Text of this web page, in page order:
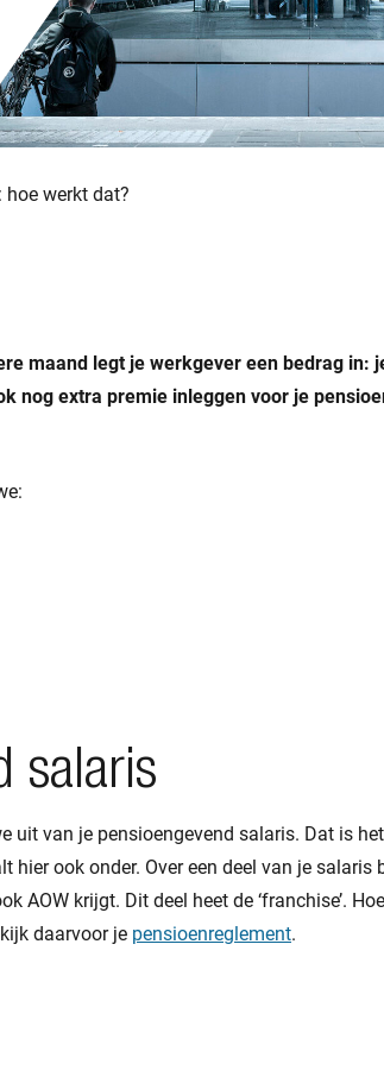
hoe werkt dat?
maand legt je werkgever een bedrag in:
nog extra premie inleggen voor je
salaris
uit van je pensioengevend salaris. Dat is
hier ook onder. Over een deel van je salaris
AOW krijgt. Dit deel heet de ‘franchise’.
daarvoor je pensioenreglement.